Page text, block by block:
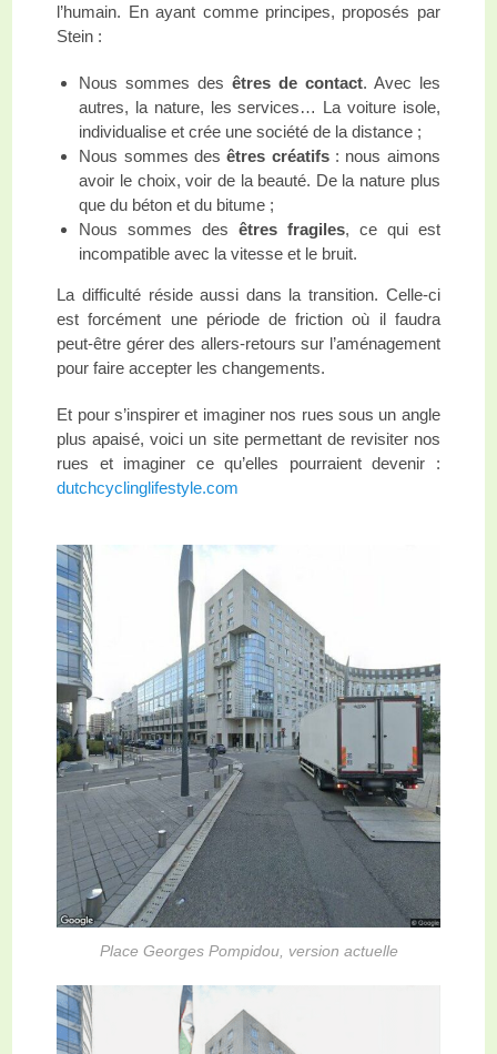
l’humain. En ayant comme principes, proposés par
Stein :
Nous sommes desêtres de contact. Avec les
autres, la nature, les services… La voiture isole,
individualise et crée une société de la distance ;
Nous sommes desêtres créatifs: nous aimons
avoir le choix, voir de la beauté. De la nature plus
que du béton et du bitume ;
Nous sommes desêtres fragiles, ce qui est
incompatible avec la vitesse et le bruit.
La difficulté réside aussi dans la transition. Celle-ci
est forcément une période de friction où il faudra
peut-être gérer des allers-retours sur l’aménagement
pour faire accepter les changements.
Et pour s’inspirer et imaginer nos rues sous un angle
plus apaisé, voici un site permettant de revisiter nos
rues et imaginer ce qu’elles pourraient devenir :
dutchcyclinglifestyle.com
Place Georges Pompidou, version actuelle